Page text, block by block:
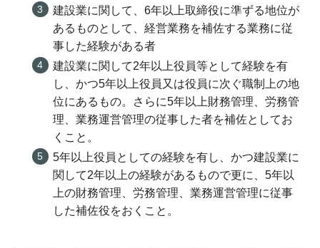
建設業に関して、6年以上取締役に準ずる地位が
あるものとして、経営業務を補佐する業務に従
事した経験がある者
建設業に関して2年以上役員等として経験を有
し、かつ5年以上役員又は役員に次ぐ職制上の地
位にあるもの。さらに5年以上財務管理、労務管
理、業務運営管理の従事した者を補佐としてお
くこと。
5年以上役員としての経験を有し、かつ建設業に
関して2年以上の経験があるもので更に、5年以
上の財務管理、労務管理、業務運営管理に従事
した補佐役をおくこと。